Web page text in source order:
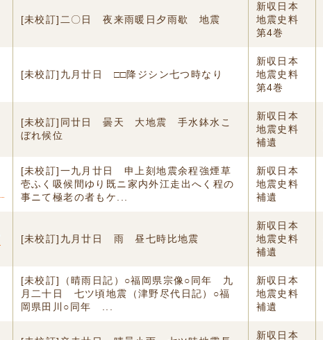
[未校訂]二〇日 夜来雨暖日夕雨歇 地震
新収日本
地震史料
第4巻
[未校訂]九月廿日 □□降ジシン七つ時なり
新収日本
地震史料
第4巻
[未校訂]同廿日 曇天 大地震 手水鉢水こ
ぼれ候位
新収日本
地震史料
補遺
[未校訂]一九月廿日 申上刻地震余程強煙草
壱ふく吸候間ゆり既ニ家内外江走出へく程の
事ニて極老の者もケ...
新収日本
地震史料
補遺
[未校訂]九月廿日 雨 昼七時比地震
新収日本
地震史料
補遺
[未校訂]（晴雨日記）○福岡県宗像○同年 九
月二十日 七ツ頃地震（津野尽代日記）○福
岡県田川○同年 ...
新収日本
地震史料
補遺
新収日本